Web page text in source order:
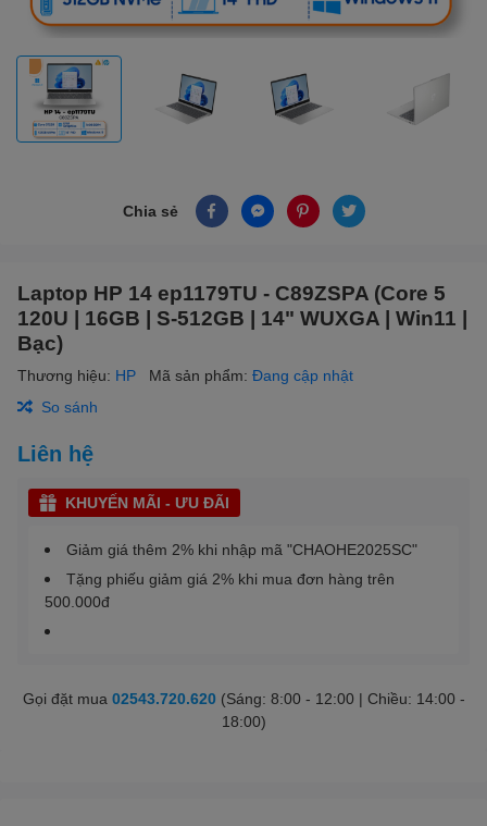
Chia sẻ
Laptop HP 14 ep1179TU - C89ZSPA (Core 5
120U | 16GB | S-512GB | 14" WUXGA | Win11 |
Bạc)
Thương hiệu: HP Mã sản phẩm: Đang cập nhật
So sánh
Liên hệ
KHUYẾN MÃI - ƯU ĐÃI
Giảm giá thêm 2% khi nhập mã "CHAOHE2025SC"
Tặng phiếu giảm giá 2% khi mua đơn hàng trên
500.000đ
Gọi đặt mua 02543.720.620(Sáng: 8:00 - 12:00 | Chiều: 14:00 -
18:00)